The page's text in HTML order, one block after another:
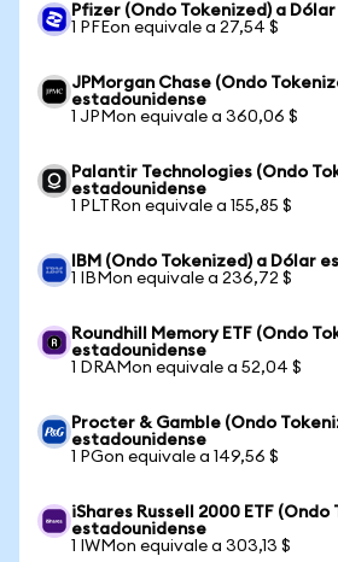
Pfizer (Ondo Tokenized) a
1 PFEon equivale a 27,54 $
JPMorgan Chase (Ondo
estadounidense
1 JPMon equivale a 360,06 $
Palantir Technologies (Ondo
estadounidense
1 PLTRon equivale a 155,85 $
IBM (Ondo Tokenized) a Dólar
1 IBMon equivale a 236,72 $
Roundhill Memory ETF (Ondo
estadounidense
1 DRAMon equivale a 52,04 $
Procter & Gamble (Ondo
estadounidense
1 PGon equivale a 149,56 $
iShares Russell 2000 ETF
estadounidense
1 IWMon equivale a 303,13 $